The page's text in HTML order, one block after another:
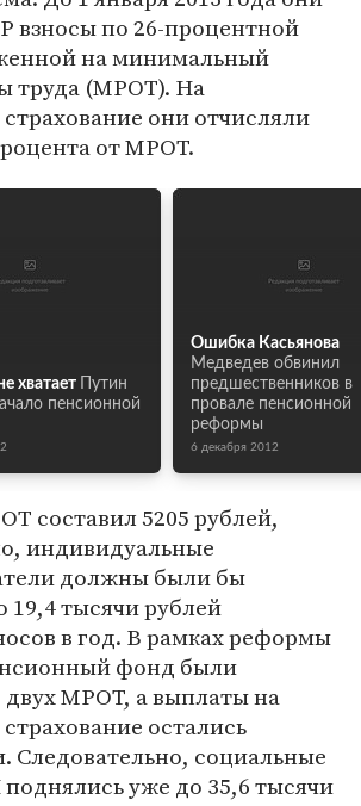
взносы по 26-процентной
на минимальный
труда (МРОТ). На
они отчисляли
от МРОТ.
хватает
Путин
пенсионной
Ошибка Касьянова
Медведев обвинил
предшественников в
провале пенсионной
реформы
6 декабря 2012
составил 5205 рублей,
индивидуальные
должны были бы
19,4 тысячи рублей
в год. В рамках реформы
фонд были
МРОТ, а выплаты на
остались
Следовательно, социальные
уже до 35,6 тысячи